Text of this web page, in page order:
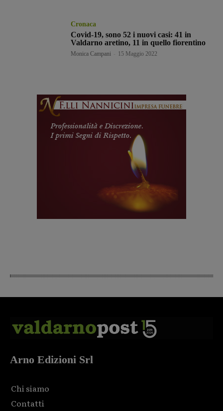
Cronaca
Covid-19, sono 52 i nuovi casi: 41 in
Valdarno aretino, 11 in quello fiorentino
Monica Campani 15 Maggio 2022
Arno Edizioni Srl
Chi siamo
Contatti